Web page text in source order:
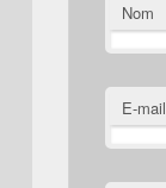
Nom
E-mail